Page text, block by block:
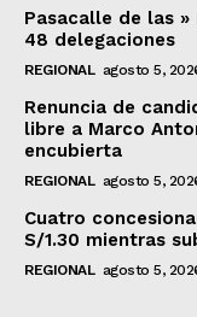
Pasacalle de las »
48 delegaciones
REGIONAL agosto 5,
Renuncia de
libre a Marco
encubierta
REGIONAL agosto 5,
Cuatro
S/1.30 mientras
REGIONAL agosto 5,